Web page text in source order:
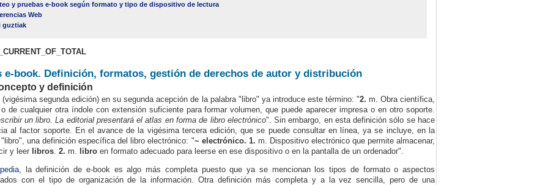
y pruebas e-book según formato y tipo de dispositivo de lectura
Web
guztiak
e-book. Definición, formatos, gestión de derechos de autor y distribución
y definición
(vigésima segunda edición) en su segunda acepción de la palabra "libro" ya introduce este término: "2. m. Obra científica,
o de cualquier otra índole con extensión suficiente para formar volumen, que puede aparecer impresa o en otro soporte.
un libro. La editorial presentará el atlas en forma de libro electrónico". Sin embargo, en esta definición sólo se hace
al factor soporte. En el avance de la vigésima tercera edición, que se puede consultar en línea, ya se incluye, en la
"libro", una definición específica del libro electrónico: "~ electrónico. 1. m. Dispositivo electrónico que permite almacenar,
y leer libros. 2. m. libro en formato adecuado para leerse en ese dispositivo o en la pantalla de un ordenador".
, la definición de e-book es algo más completa puesto que ya se mencionan los tipos de formato o aspectos
con el tipo de organización de la información. Otra definición más completa y a la vez sencilla, pero de una